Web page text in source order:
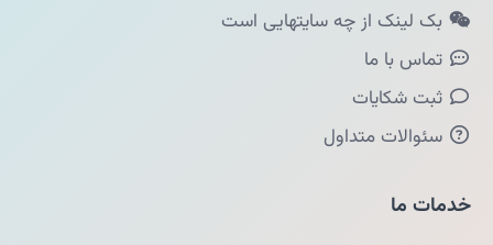
بک لینک از چه سایتهایی است
تماس با ما
ثبت شکایات
سئوالات متداول
خدمات ما